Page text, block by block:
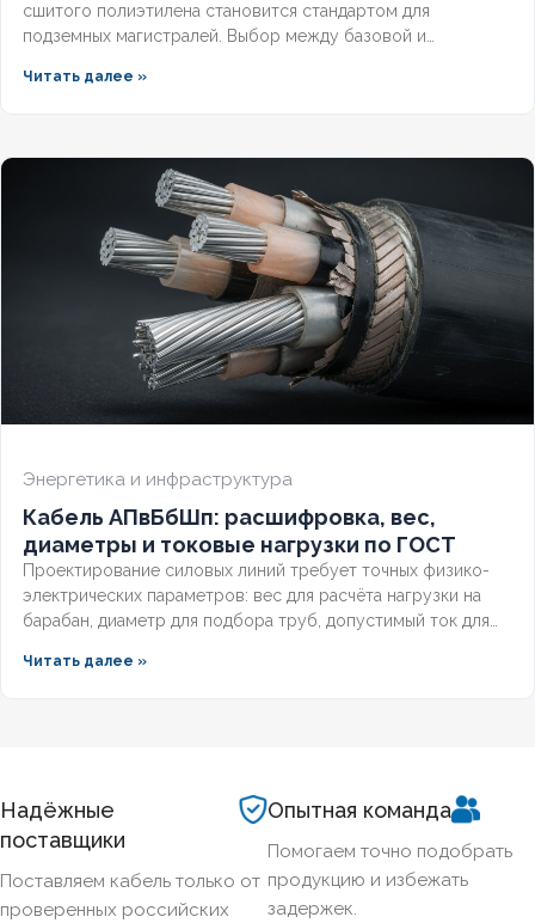
сшитого полиэтилена становится стандартом для
подземных магистралей. Выбор между базовой и
вод и требований к надёжности. Разберём конструктивные
Читать далее »
Энергетика и инфраструктура
Кабель АПвБбШп: расшифровка, вес,
диаметры и токовые нагрузки по ГОСТ
Проектирование силовых линий требует точных физико-
электрических параметров: вес для расчёта нагрузки на
барабан, диаметр для подбора труб, допустимый ток для
алюминиевых бронированных кабелей с изоляцией из
Читать далее »
Надёжные
поставщики
Поставляем кабель только от
проверенных российских
Опытная команда
Помогаем точно подобрать
продукцию и избежать
задержек.